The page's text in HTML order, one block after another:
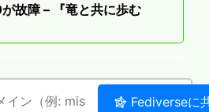
故障 – 『竜と共に歩む